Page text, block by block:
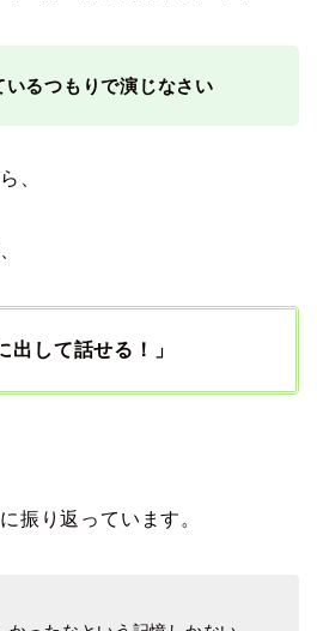
いるつもりで演じなさい
、
出して話せる！」
振り返っています。